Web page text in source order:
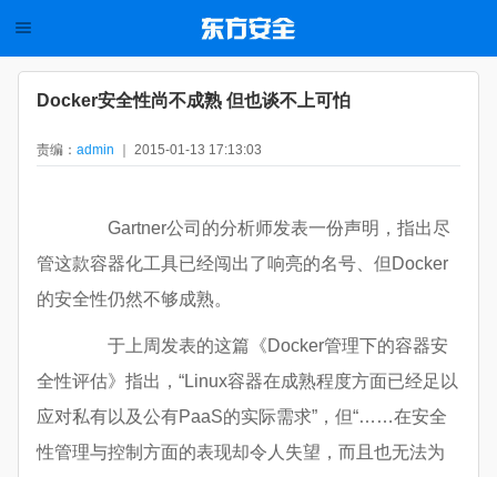
Docker安全性尚不成熟 但也谈不上可怕
责编： admin ｜ 2015-01-13 17:13:03
Gartner公司的分析师发表一份声明，指出尽
管这款容器化工具已经闯出了响亮的名号、但Docker
的安全性仍然不够成熟。
于上周发表的这篇《Docker管理下的容器安
全性评估》指出，“Linux容器在成熟程度方面已经足以
应对私有以及公有PaaS的实际需求”，但“……在安全
性管理与控制方面的表现却令人失望，而且也无法为